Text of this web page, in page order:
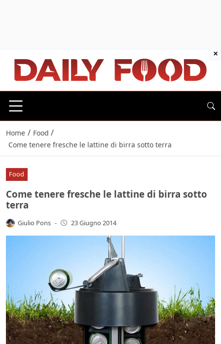
Home / Food /
Come tenere fresche le lattine di birra sotto terra
Food
Come tenere fresche le lattine di birra sotto
terra
Giulio Pons - 23 Giugno 2014
×